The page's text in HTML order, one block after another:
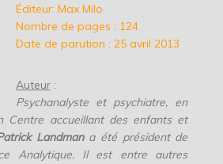
Éditeur: Max Milo
Nombre de pages : 124
Date de parution : 25 avril 2013
Auteur:
Psychanalyste et psychiatre, en
Centre accueillant des enfants et
Landmana été président de
Analytique. Il est entre autres